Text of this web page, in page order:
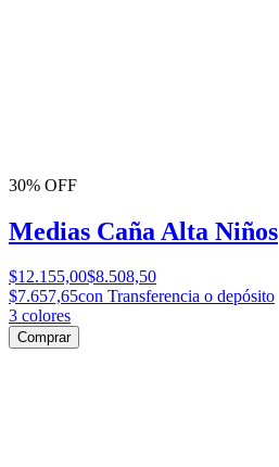
30% OFF
Medias Caña Alta Niños
$12.155,00$8.508,50
$7.657,65con Transferencia o depósito
3 colores
Comprar